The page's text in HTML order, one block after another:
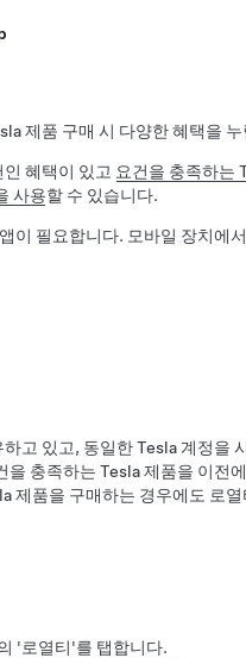
제품 구매 시 다양한 혜택을
혜택이 있고 요건을 충족하는
사용할 수 있습니다.
이 필요합니다. 모바일 장치에
하고 있고, 동일한 Tesla 계정을
충족하는 Tesla 제품을 이전
제품을 구매하는 경우에도 로
'로열티'를 탭합니다.